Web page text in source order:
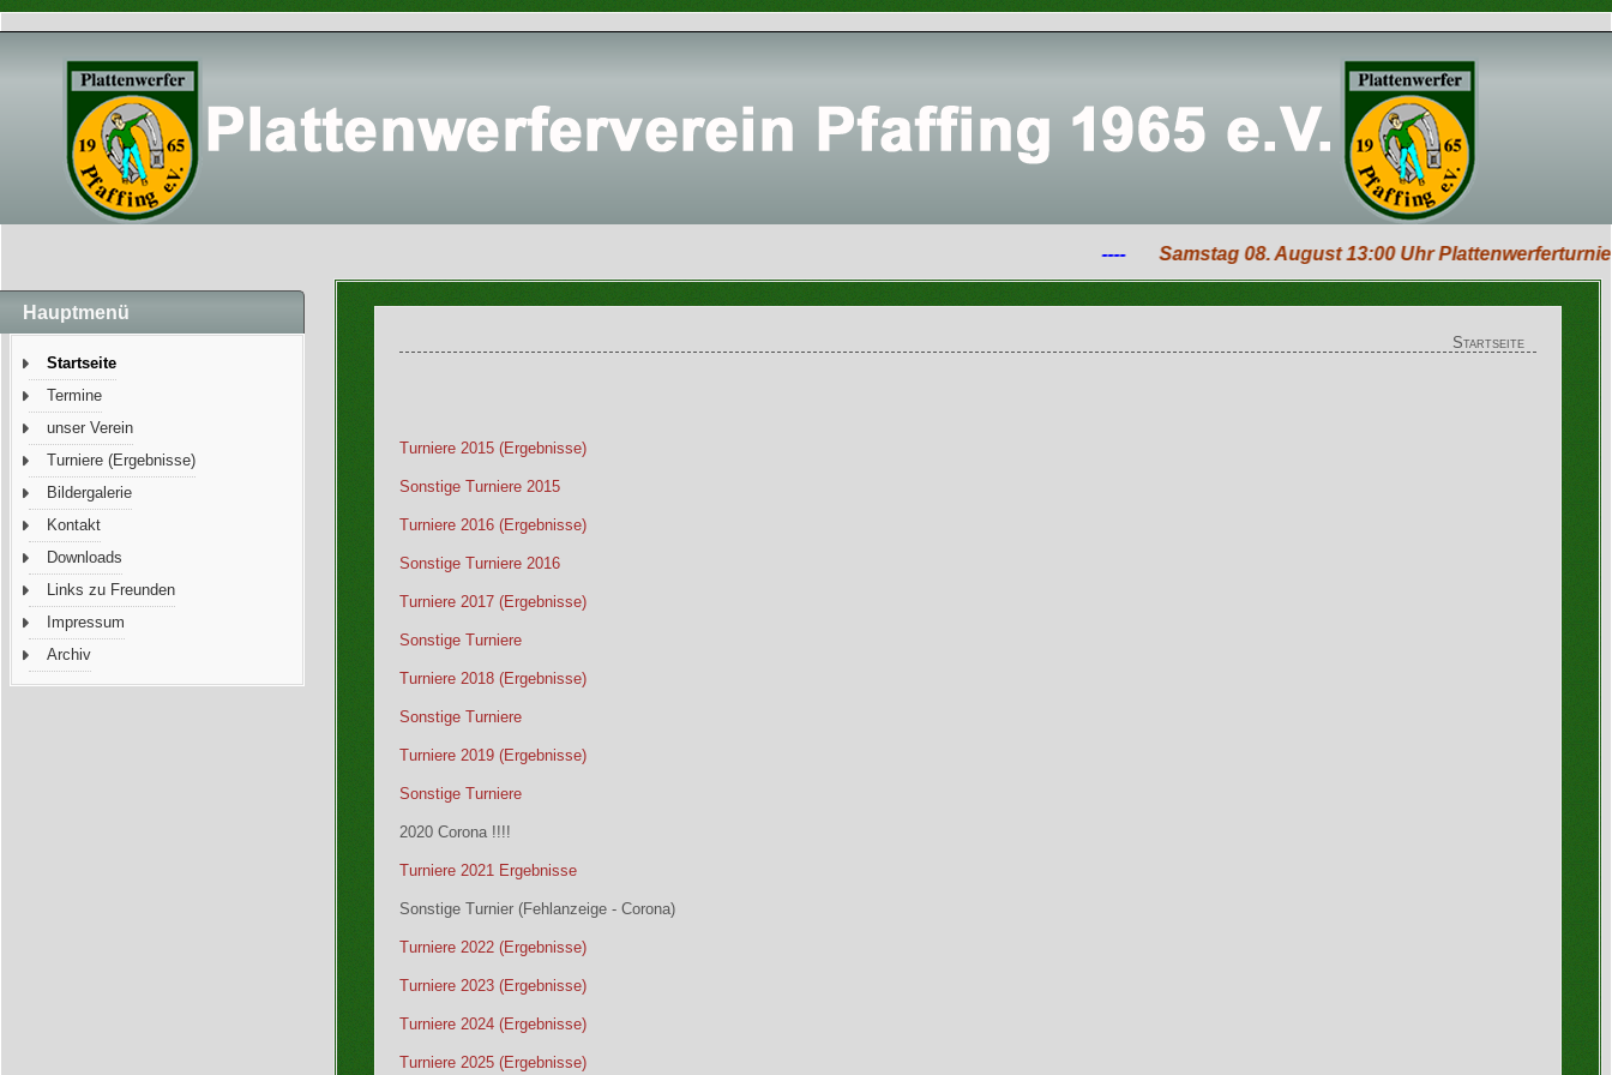
Samstag 08. August 13:00 Uhr Plattenwerferturnier
Hauptmenü
Startseite
Termine
unser Verein
Turniere (Ergebnisse)
Bildergalerie
Kontakt
Downloads
Links zu Freunden
Impressum
Archiv
Startseite
Turniere 2015 (Ergebnisse)
Sonstige Turniere 2015
Turniere 2016 (Ergebnisse)
Sonstige Turniere 2016
Turniere 2017 (Ergebnisse)
Sonstige Turniere
Turniere 2018 (Ergebnisse)
Sonstige Turniere
Turniere 2019 (Ergebnisse)
Sonstige Turniere
2020 Corona !!!!
Turniere 2021 Ergebnisse
Sonstige Turnier (Fehlanzeige - Corona)
Turniere 2022 (Ergebnisse)
Turniere 2023 (Ergebnisse)
Turniere 2024 (Ergebnisse)
Turniere 2025 (Ergebnisse)